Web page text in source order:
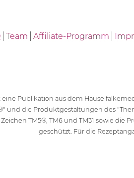
Team Affiliate-Programm
eine Publikation aus dem Hause
und die Produktgestaltungen des
TM5®, TM6 und TM31 sowie
geschützt. Für die